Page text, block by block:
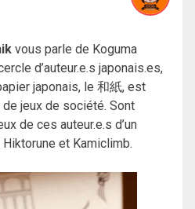
vous parle de Koguma
d’auteur.e.s japonais.es,
japonais, le 和紙, est
jeux de société. Sont
de ces auteur.e.s d’un
et Kamiclimb.